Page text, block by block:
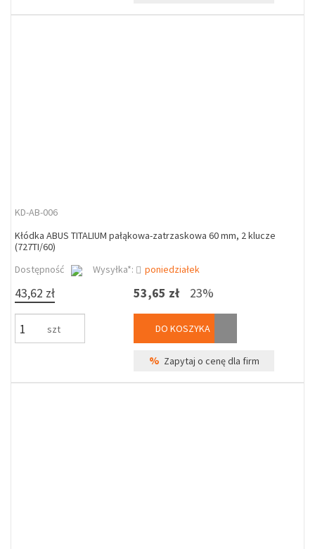
KD-AB-006
Kłódka ABUS TITALIUM pałąkowa-zatrzaskowa 60 mm, 2 klucze
(727TI/60)
Dostępność
Wysyłka*: poniedziałek
43,62 zł
szt
53,65 zł 23%
DO KOSZYKA
% Zapytaj o cenę dla firm